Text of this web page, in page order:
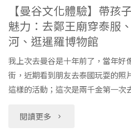
【曼谷文化體驗】帶孩
魅力：去鄭王廟穿泰服
河、逛暹羅博物館
我上次去曼谷是十年前了，當年好
街，近期看到朋友去泰國玩耍的照
這樣的活動；這次是兩千金第一
閱讀更多
"【曼